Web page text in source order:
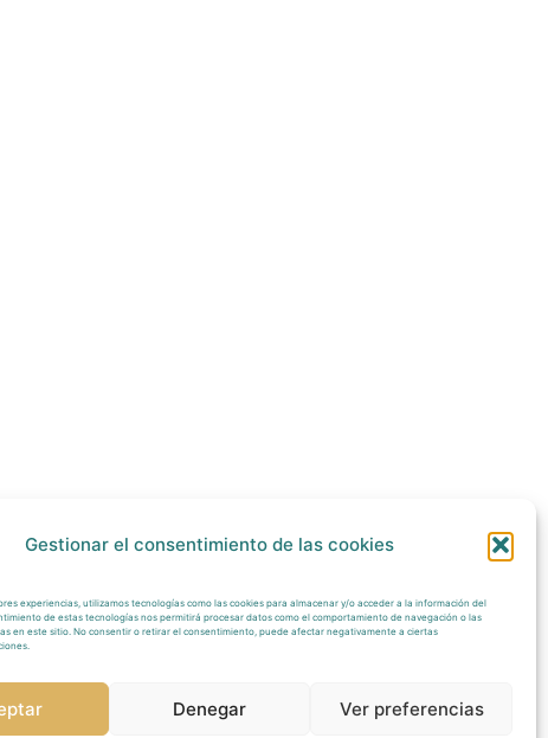
Gestionar el consentimiento de las cookies
experiencias, utilizamos tecnologías como las cookies para almacenar y/o acceder a la información del
de estas tecnologías nos permitirá procesar datos como el comportamiento de navegación o las
en este sitio. No consentir o retirar el consentimiento, puede afectar negativamente a ciertas
Denegar Ver preferencias